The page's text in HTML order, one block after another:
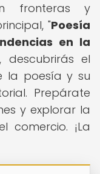
fronteras y
"Poesía
en la
descubrirás el
la poesía y su
Prepárate
y explorar la
comercio. ¡La